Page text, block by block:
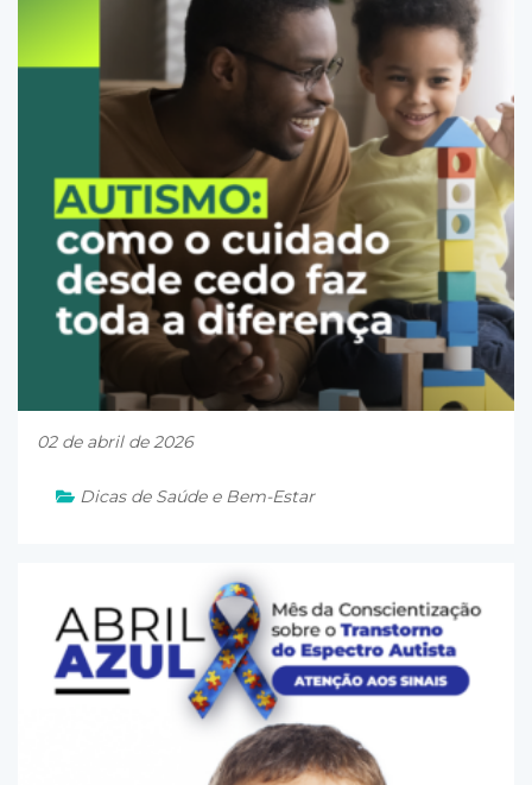
02 de abril de 2026
Dicas de Saúde e Bem-Estar